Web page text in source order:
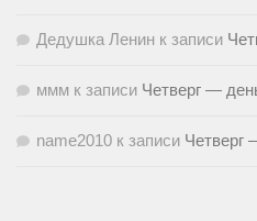
Дедушка Ленин к записи
ммм к записи Четверг —
name2010 к записи Четверг